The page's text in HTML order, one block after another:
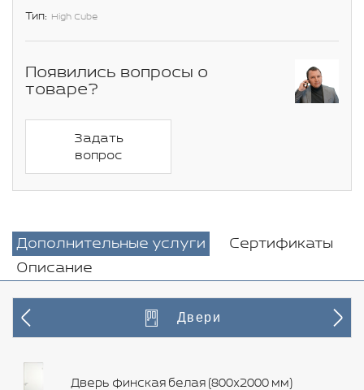
Тип: High Cube
Появились вопросы о
товаре?
Задать
вопрос
Дополнительные услуги
Сертификаты
Описание
Двери
Дверь финская белая (800х2000 мм)